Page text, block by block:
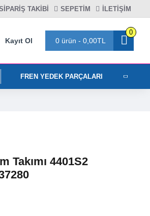
TAKIBI SEPETIM İLETİŞİM
Kayıt Ol 0 ürün - 0,00TL
0
FREN YEDEK PARÇALARI
Takımı 4401S2